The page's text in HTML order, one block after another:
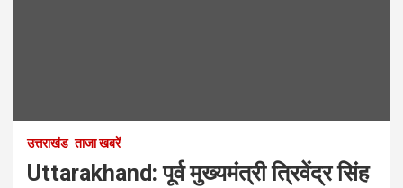
उत्तराखंड ताजा खबरें
Uttarakhand: पूर्व मुख्यमंत्री त्रिवेंद्र सिंह